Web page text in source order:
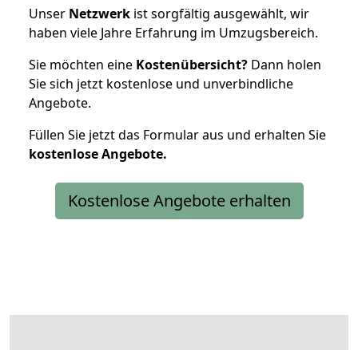
Unser Netzwerk ist sorgfältig ausgewählt, wir
haben viele Jahre Erfahrung im Umzugsbereich.
Sie möchten eine Kostenübersicht? Dann holen
Sie sich jetzt kostenlose und unverbindliche
Angebote.
Füllen Sie jetzt das Formular aus und erhalten Sie
kostenloseAngebote.
Kostenlose Angebote erhalten